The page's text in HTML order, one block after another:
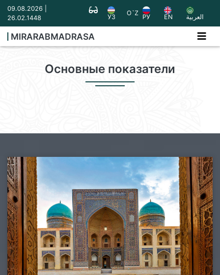
09.08.2026 |
26.02.1448
УЗ
O`Z
РУ EN العربية
MIRARABMADRASA
Основные показатели